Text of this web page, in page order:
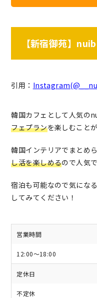
【新宿御苑】
引用：
韓国カフェとして人気の
フェプランを楽しむことが
韓国インテリアでまとめ
し活を楽しめるので人気で
宿泊も可能なので気にな
してみてください！
営業時間
12:00～18:00
定休日
不定休